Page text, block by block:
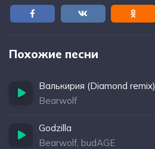
Похожие песни
Валькирия (Diamond remix)
Bearwolf
Godzilla
Bearwolf, budAGE